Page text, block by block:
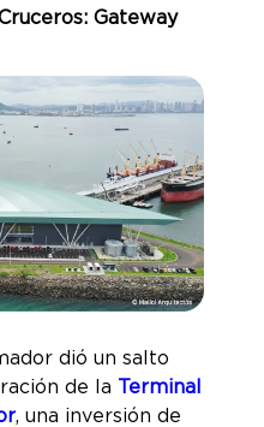
Gateway
dió un salto
de la Terminal
, una inversión de